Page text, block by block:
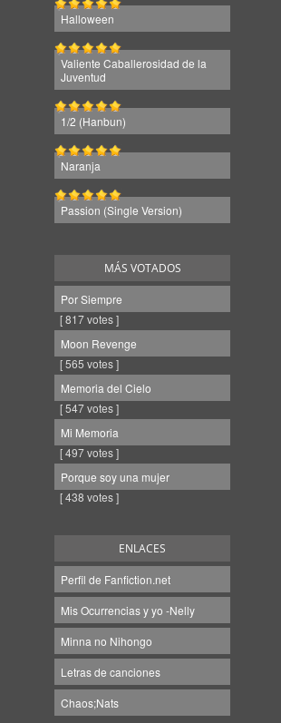
Halloween
Valiente Caballerosidad de la
Juventud
1/2 (Hanbun)
Naranja
Passion (Single Version)
MÁS VOTADOS
Por Siempre
[ 817 votes ]
Moon Revenge
[ 565 votes ]
Memoria del Cielo
[ 547 votes ]
Mi Memoria
[ 497 votes ]
Porque soy una mujer
[ 438 votes ]
ENLACES
Perfil de Fanfiction.net
Mis Ocurrencias y yo -Nelly
Minna no Nihongo
Letras de canciones
Chaos;Nats